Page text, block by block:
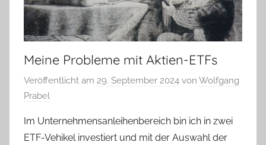
Meine Probleme mit Aktien-ETFs
Veröffentlicht am 29. September 2024 von Wolfgang
Prabel
Im Unternehmensanleihenbereich bin ich in zwei
ETF-Vehikel investiert und mit der Auswahl der